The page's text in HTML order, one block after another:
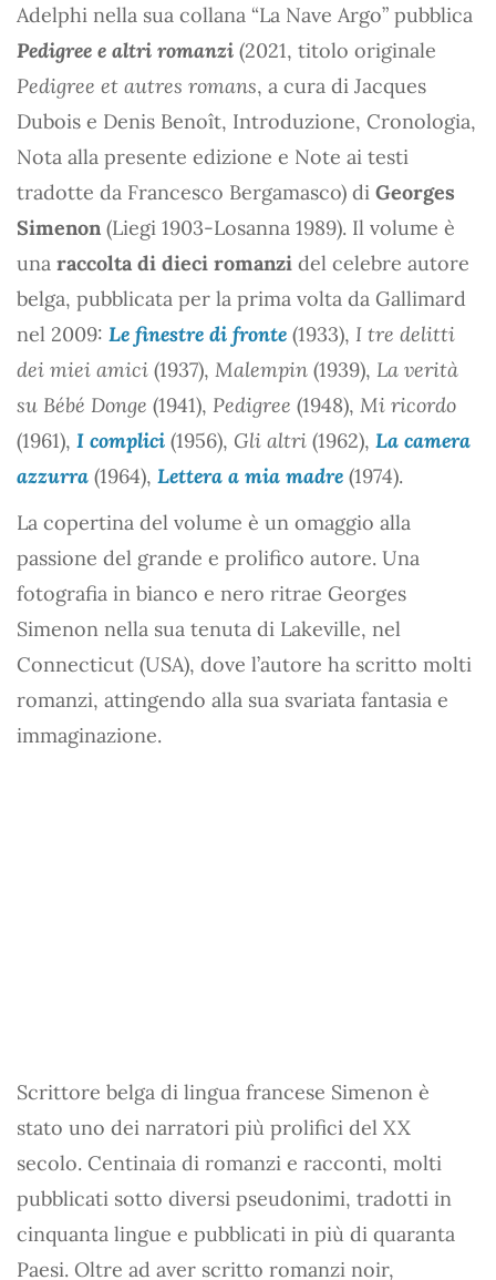
Adelphi nella sua collana “La Nave Argo” pubblica
Pedigree e altri romanzi (2021, titolo originale
Pedigree et autres romans, a cura di Jacques
Dubois e Denis Benoît, Introduzione, Cronologia,
Nota alla presente edizione e Note ai testi
tradotte da Francesco Bergamasco) di Georges
Simenon (Liegi 1903-Losanna 1989). Il volume è
una raccolta di dieci romanzi del celebre autore
belga, pubblicata per la prima volta da Gallimard
nel 2009: Le finestre di fronte (1933), I tre delitti
dei miei amici (1937), Malempin (1939), La verità
su Bébé Donge (1941), Pedigree (1948), Mi ricordo
(1961), I complici (1956), Gli altri (1962), La camera
azzurra (1964), Lettera a mia madre (1974).
La copertina del volume è un omaggio alla
passione del grande e prolifico autore. Una
fotografia in bianco e nero ritrae Georges
Simenon nella sua tenuta di Lakeville, nel
Connecticut (USA), dove l’autore ha scritto molti
romanzi, attingendo alla sua svariata fantasia e
immaginazione.
Scrittore belga di lingua francese Simenon è
stato uno dei narratori più prolifici del XX
secolo. Centinaia di romanzi e racconti, molti
pubblicati sotto diversi pseudonimi, tradotti in
cinquanta lingue e pubblicati in più di quaranta
Paesi. Oltre ad aver scritto romanzi noir,